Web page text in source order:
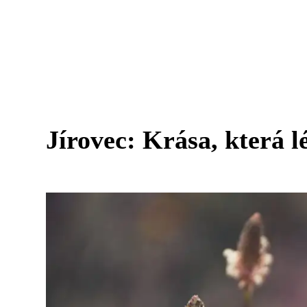
Jírovec: Krása, která